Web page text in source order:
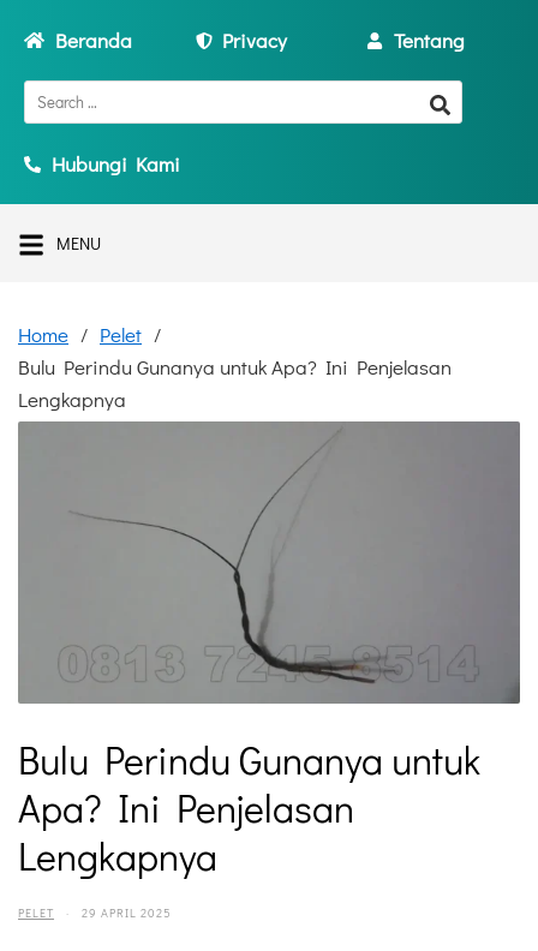
Beranda Privacy Tentang
Hubungi Kami
MENU
Home
Pelet
Bulu Perindu Gunanya untuk Apa? Ini Penjelasan
Lengkapnya
Bulu Perindu Gunanya untuk
Apa? Ini Penjelasan
Lengkapnya
PELET · 29 APRIL 2025